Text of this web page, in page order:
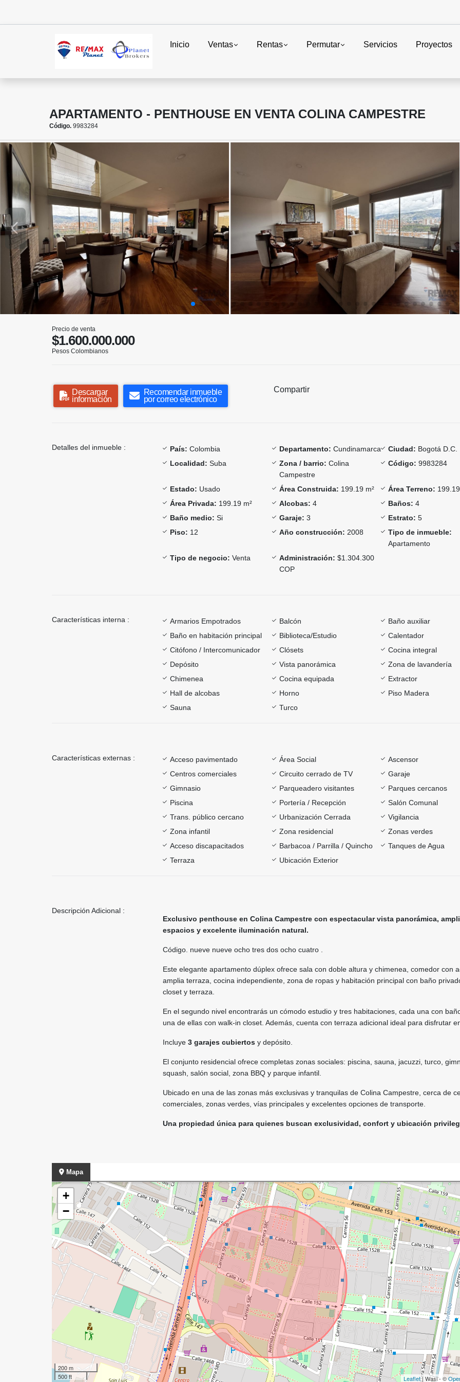
Inicio Ventas Rentas Permutar Servicios Proyectos
APARTAMENTO - PENTHOUSE EN VENTA COLINA CAMPESTRE
Código. 9983284
Precio de venta
$1.600.000.000
Pesos Colombianos
Descargar
información
Recomendar inmueble
por correo electrónico
Compartir
Detalles del inmueble : País: Colombia Departamento: Cundinamarca Ciudad: Bogotá D.C.
Localidad: Suba Zona / barrio: Colina
Campestre
Código: 9983284
Estado: Usado Área Construida: 199.19 m² Área Terreno:
Área Privada: 199.19 m² Alcobas: 4 Baños: 4
Baño medio: Si Garaje: 3 Estrato: 5
Piso: 12 Año construcción: 2008
Tipo de inmueble:
Apartamento
Tipo de negocio: Venta Administración: $1.304.300
COP
Características interna : Armarios Empotrados Balcón
Baño auxiliar
Baño en habitación principal
Biblioteca/Estudio
Calentador
Citófono / Intercomunicador
Clósets
Cocina integral
Depósito
Vista panorámica
Zona de lavandería
Chimenea
Cocina equipada
Extractor
Hall de alcobas
Horno
Piso Madera
Sauna
Turco
Características externas : Acceso pavimentado Área Social
Ascensor
Centros comerciales
Circuito cerrado de TV
Garaje
Gimnasio
Parqueadero visitantes
Parques cercanos
Piscina
Portería / Recepción
Salón Comunal
Trans. público cercano
Urbanización Cerrada
Vigilancia
Zona infantil
Zona residencial
Zonas verdes
Acceso discapacitados
Barbacoa / Parrilla / Quincho
Tanques de Agua
Terraza
Ubicación Exterior
Descripción Adicional :
Exclusivo penthouse en Colina Campestre con espectacular vista panorámica,
espacios y excelente iluminación natural.
Código. nueve nueve ocho tres dos ocho cuatro .
Este elegante apartamento dúplex ofrece sala con doble altura y chimenea, comedor con
amplia terraza, cocina independiente, zona de ropas y habitación principal con baño
closet y terraza.
En el segundo nivel encontrarás un cómodo estudio y tres habitaciones, cada una con
una de ellas con walk-in closet. Además, cuenta con terraza adicional ideal para disfrutar
Incluye 3 garajes cubiertos y depósito.
El conjunto residencial ofrece completas zonas sociales: piscina, sauna, jacuzzi, turco,
squash, salón social, zona BBQ y parque infantil.
Ubicado en una de las zonas más exclusivas y tranquilas de Colina Campestre, cerca de
comerciales, zonas verdes, vías principales y excelentes opciones de transporte.
Una propiedad única para quienes buscan exclusividad, confort y ubicación
Mapa
+
−
200 m
500 ft
Leaflet| Wasi - ©